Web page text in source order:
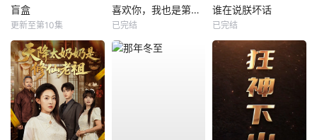
盲盒
更新至第10集
喜欢你，我也是第一部
已完结
谁在说朕坏话
已完结